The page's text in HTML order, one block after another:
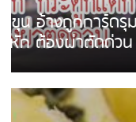
ชาวเน็ตสวดยั
หน้าพ่อขุนฯ พ